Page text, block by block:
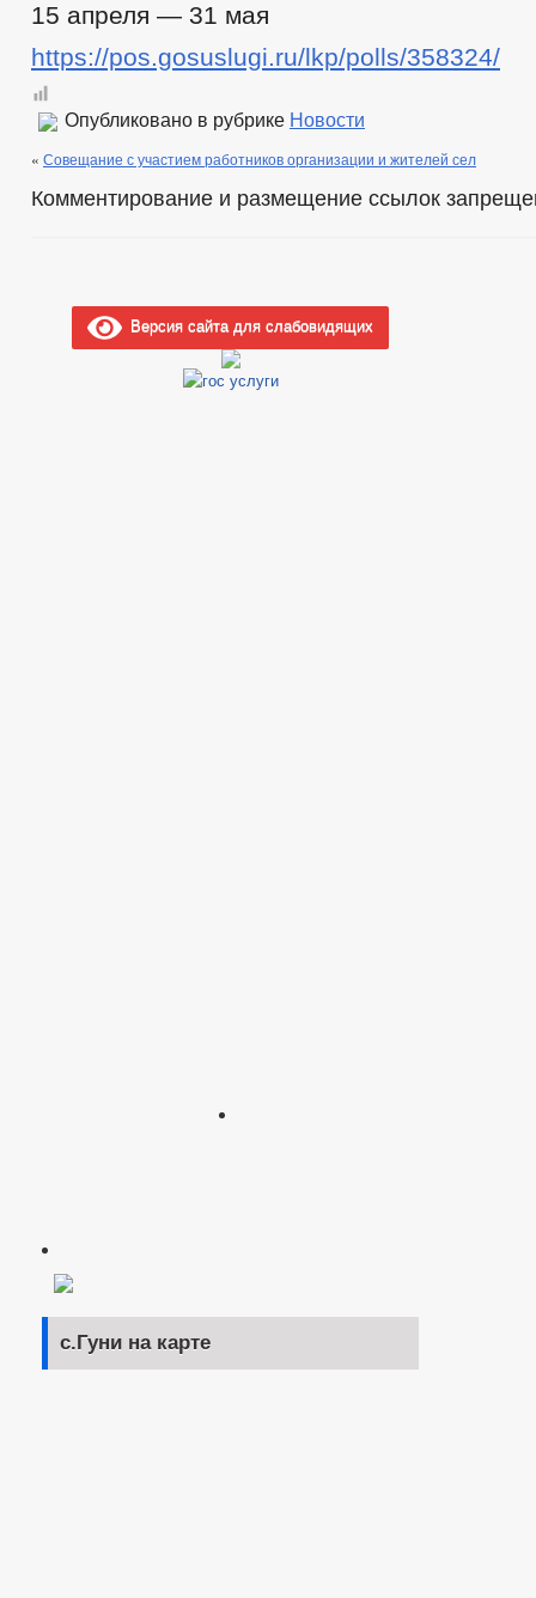
15 апреля — 31 мая
https://pos.gosuslugi.ru/lkp/polls/358324/
Опубликовано в рубрике Новости
« Совещание с участием работников организации и жителей сел
Комментирование и размещение ссылок
Версия сайта для слабовидящих
с.Гуни на карте